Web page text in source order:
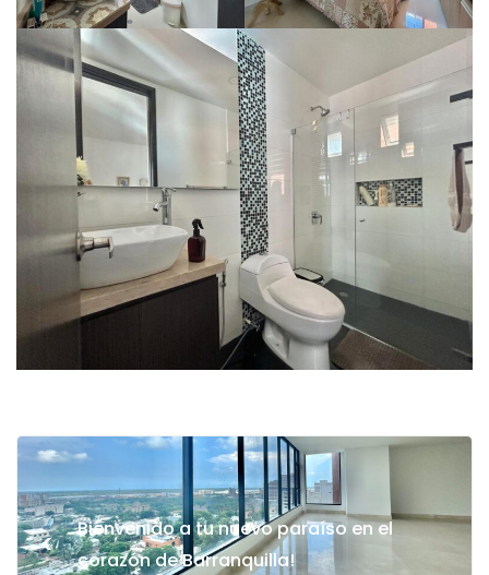
<
Bienvenido a tu nuevo paraíso en el
corazón de Barranquilla!